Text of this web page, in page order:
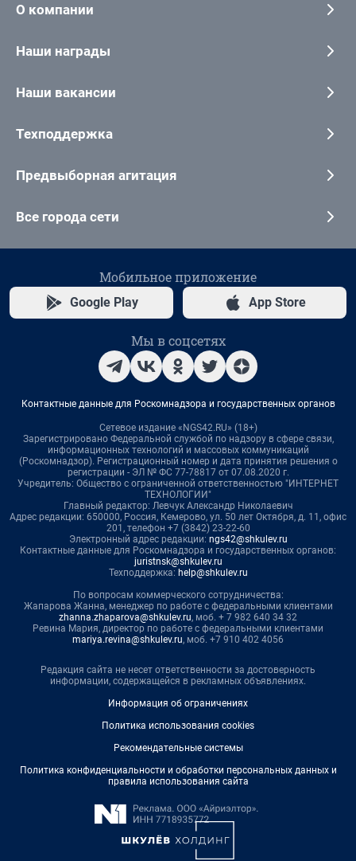
О компании
Наши награды
Наши вакансии
Техподдержка
Предвыборная агитация
Все города сети
Мобильное приложение
Google Play App Store
Мы в соцсетях
Контактные данные для Роскомнадзора и государственных органов
Сетевое издание «NGS42.RU» (18+)
Зарегистрировано Федеральной службой по надзору в сфере связи,
информационных технологий и массовых коммуникаций
(Роскомнадзор). Регистрационный номер и дата принятия решения о
регистрации - ЭЛ № ФС 77-78817 от 07.08.2020 г.
Учредитель: Общество с ограниченной ответственностью "ИНТЕРНЕТ
ТЕХНОЛОГИИ"
Главный редактор: Левчук Александр Николаевич
Адрес редакции: 650000, Россия, Кемерово, ул. 50 лет Октября, д. 11, офис
201, телефон +7 (3842) 23-22-60
Электронный адрес редакции: ngs42@shkulev.ru
Контактные данные для Роскомнадзора и государственных органов:
juristnsk@shkulev.ru
Техподдержка: help@shkulev.ru
По вопросам коммерческого сотрудничества:
Жапарова Жанна, менеджер по работе с федеральными клиентами
zhanna.zhaparova@shkulev.ru, моб. + 7 982 640 34 32
Ревина Мария, директор по работе с федеральными клиентами
mariya.revina@shkulev.ru, моб. +7 910 402 4056
Редакция сайта не несет ответственности за достоверность
информации, содержащейся в рекламных объявлениях.
Информация об ограничениях
Политика использования cookies
Рекомендательные системы
Политика конфиденциальности и обработки персональных данных и
правила использования сайта